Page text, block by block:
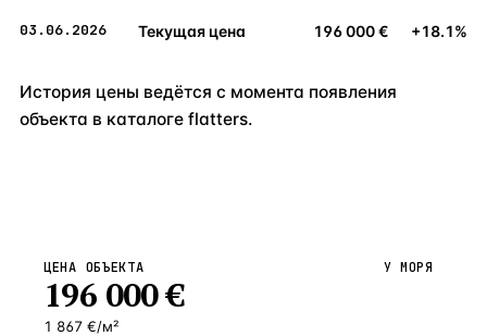
03.06.2026 Текущая цена 196 000 € +18.1%
История цены ведётся с момента появления
объекта в каталоге flatters.
ЦЕНА ОБЪЕКТА
196 000€
1 867 €/м²
У МОРЯ